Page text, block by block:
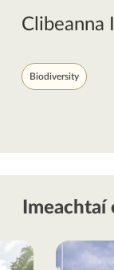
Clibeanna
Biodiversity
Imeachtaí